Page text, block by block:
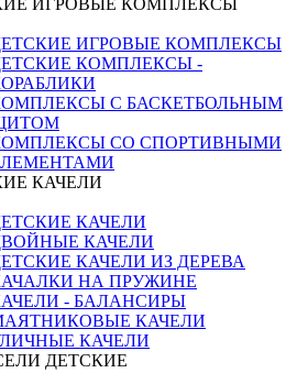
ИГРОВЫЕ КОМПЛЕКСЫ
ИГРОВЫЕ КОМПЛЕКСЫ
КОМПЛЕКСЫ -
С БАСКЕТБОЛЬНЫМ
СО СПОРТИВНЫМИ
КАЧЕЛИ
КАЧЕЛИ
КАЧЕЛИ
КАЧЕЛИ ИЗ ДЕРЕВА
НА ПРУЖИНЕ
- БАЛАНСИРЫ
КАЧЕЛИ
КАЧЕЛИ
ДЕТСКИЕ